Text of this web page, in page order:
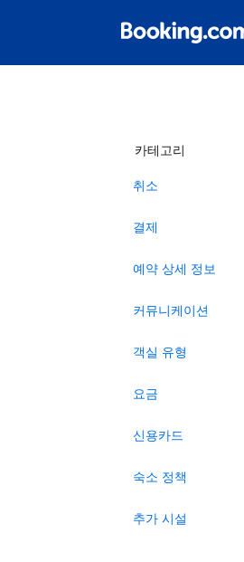
카테고리
취소
결제
예약 상세 정보
커뮤니케이션
객실 유형
요금
신용카드
숙소 정책
추가 시설